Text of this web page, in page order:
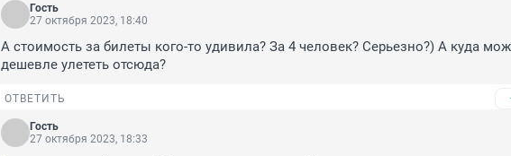
Гость
27 октября 2023, 18:40
А стоимость за билеты кого-то удивила? За 4 человек? Серьезно?) А куда
дешевле улететь отсюда?
ОТВЕТИТЬ
Гость
27 октября 2023, 18:33